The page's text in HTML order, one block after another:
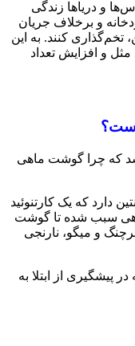
و دریاها زندگی
و برخلاف جریان
تخم‌گذاری کنند. به ‌این
مثل و افزایش تعداد
که چرا گوشت ماهی
دارد که یک کارتنوئید
سبب شده تا گوشت
و میگو، نارنجی
پیشگیری از ابتلا به